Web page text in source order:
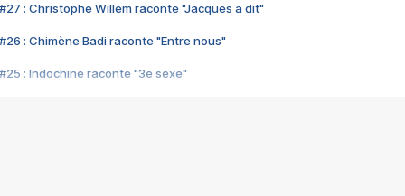
#27 : Christophe Willem raconte "Jacques a dit"
#26 : Chimène Badi raconte "Entre nous"
#25 : Indochine raconte "3e sexe"